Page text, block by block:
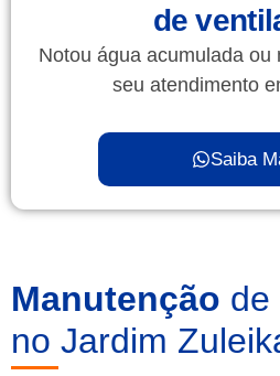
de
Notou água acumulada ou
seu atendimento
Saiba
Manutenção de
no Jardim